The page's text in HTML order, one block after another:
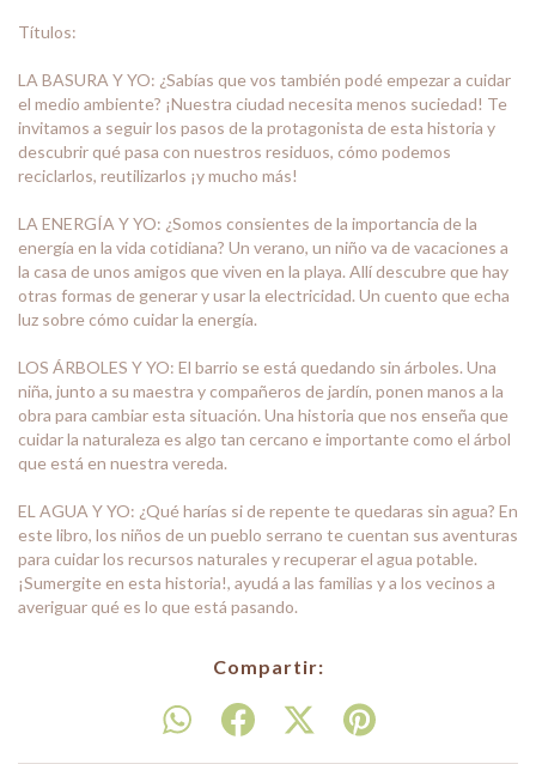
Títulos:
LA BASURA Y YO: ¿Sabí­as que vos también podé empezar a cuidar
el medio ambiente? ¡Nuestra ciudad necesita menos suciedad! Te
invitamos a seguir los pasos de la protagonista de esta historia y
descubrir qué pasa con nuestros residuos, cómo podemos
reciclarlos, reutilizarlos ¡y mucho más!
LA ENERGÍA Y YO: ¿Somos consientes de la importancia de la
energía en la vida cotidiana? Un verano, un niño va de vacaciones a
la casa de unos amigos que viven en la playa. Allí descubre que hay
otras formas de generar y usar la electricidad. Un cuento que echa
luz sobre cómo cuidar la energía.
LOS ÁRBOLES Y YO: El barrio se está quedando sin árboles. Una
niña, junto a su maestra y compañeros de jardín, ponen manos a la
obra para cambiar esta situación. Una historia que nos enseña que
cuidar la naturaleza es algo tan cercano e importante como el árbol
que está en nuestra vereda.
EL AGUA Y YO: ¿Qué harí­as si de repente te quedaras sin agua? En
este libro, los niños de un pueblo serrano te cuentan sus aventuras
para cuidar los recursos naturales y recuperar el agua potable.
¡Sumergite en esta historia!, ayudá a las familias y a los vecinos a
averiguar qué es lo que está pasando.
Compartir: